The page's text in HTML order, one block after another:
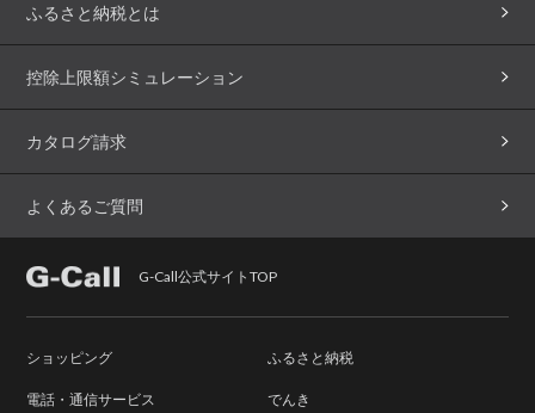
ふるさと納税とは
控除上限額シミュレーション
カタログ請求
よくあるご質問
G-Call公式サイトTOP
ショッピング ふるさと納税
電話・通信サービス でんき